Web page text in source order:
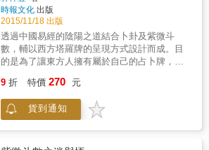
延續強化前段基因結構，使前段選擇能延續或
更上層樓。人生轉折，大運的宮位轉變，往往
是牽一宮動全盤，流年則是啟動命運轉折的按
扭。煞星雖具煞性，但也是成、敗的動能，煞
星在那一宮，那一宮就具備成、敗的動能。
「有病方為貴，無煞不成格」，煞星的配置結
構，形成攻無不克的組合〔煞星成格〕或只是
實際人生的成敗與榮辱。 國家領導人的選舉也
一樣，只要有其中一個參選人的命盤，分別輸
入其他參選者的生年，就可據以分析那個參選
者較能取得選民認同，贏得選戰。然而贏得選
時報文化 出版
2015/11/18 出版
透過中國易經的陰陽之道結合卜卦及紫微斗
數，輔以西方塔羅牌的呈現方式設計而成。目
的是為了讓東方人擁有屬於自己的占卜牌，運
二張牌的組合，輕鬆解決生活中各層面的疑難
雜症。 & 目的是成就一群願意改變自己的人
們，透過『紫引』讓所有人知道人該在宿命中
9 折 特價 270 元
貨到通知